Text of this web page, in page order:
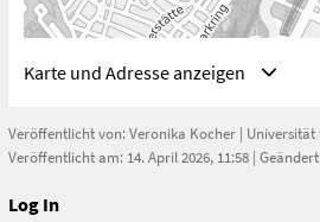
Adresse
Karte und Adresse anzeigen
Veröffentlicht von:Veronika Kocher| Universität
Veröffentlicht am: 14. April 2026, 11:58 |
Log In